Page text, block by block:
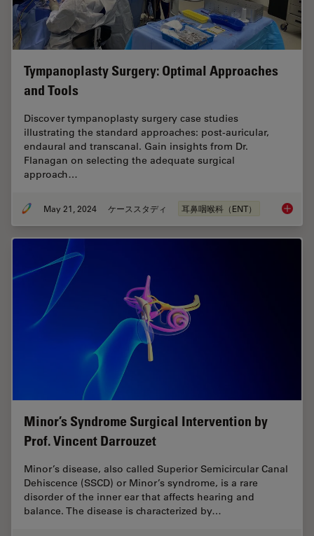
Tympanoplasty Surgery: Optimal Approaches
and Tools
Discover tympanoplasty surgery case studies
illustrating the standard approaches: post-auricular,
endaural and transcanal. Gain insights from Dr.
Flanagan on selecting the adequate surgical
approach…
May 21, 2024 ケーススタディ 耳鼻咽喉科（ENT）
Minor’s Syndrome Surgical Intervention by
Prof. Vincent Darrouzet
Minor’s disease, also called Superior Semicircular Canal
Dehiscence (SSCD) or Minor’s syndrome, is a rare
disorder of the inner ear that affects hearing and
balance. The disease is characterized by…